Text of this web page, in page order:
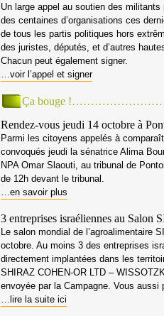
Un large appel au soutien des
des centaines d’organisations ces
de tous les partis politiques hors
des juristes, députés, et d’autres
Chacun peut également signer.
…voir l’appel et signer
Ça bouge
Rendez-vous jeudi 14 octobre à
Parmi les citoyens appelés à
convoqués jeudi la sénatrice Alima
NPA Omar Slaouti, au tribunal de
de 12h devant le tribunal.
…en savoir plus
3 entreprises israéliennes au Salon
Le salon mondial de l’agroalimentaire
octobre. Au moins 3 des entreprises
directement implantées dans les
SHIRAZ COHEN-OR LTD –
envoyée par la Campagne. Vous aussi
…lire la suite ici